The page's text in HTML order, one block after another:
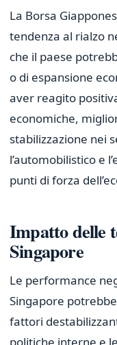
La Borsa
tendenza al rialzo
che il paese
o di espansione
aver reagito
economiche,
stabilizzazione nei
l’automobilistico e
punti di forza
Impatto delle
Singapore
Le performance
Singapore
fattori